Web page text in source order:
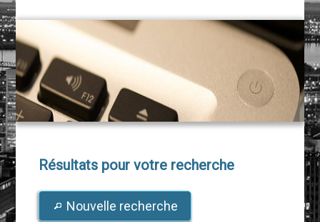
Résultats pour votre recherche
Nouvelle recherche